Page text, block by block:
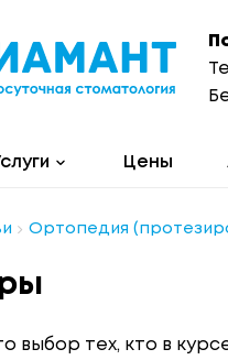
Цены
Ортопедия
выбор тех, кто в